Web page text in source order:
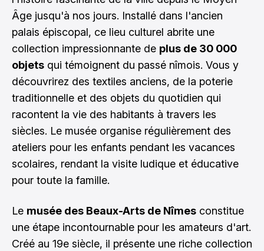
Âge jusqu'à nos jours. Installé dans l'ancien
palais épiscopal, ce lieu culturel abrite une
collection impressionnante de plus de 30 000
objets qui témoignent du passé nîmois. Vous y
découvrirez des textiles anciens, de la poterie
traditionnelle et des objets du quotidien qui
racontent la vie des habitants à travers les
siècles. Le musée organise régulièrement des
ateliers pour les enfants pendant les vacances
scolaires, rendant la visite ludique et éducative
pour toute la famille.
Le musée des Beaux-Arts de Nîmes constitue
une étape incontournable pour les amateurs d'art.
Créé au 19e siècle, il présente une riche collection